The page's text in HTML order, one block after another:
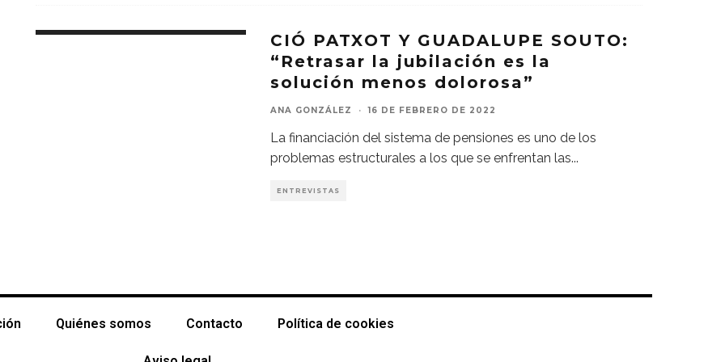
CIÓ PATXOT Y GUADALUPE SOUTO:
“Retrasar la jubilación es la
solución menos dolorosa”
ANA GONZÁLEZ · 16 DE FEBRERO DE 2022
La financiación del sistema de pensiones es uno de los
problemas estructurales a los que se enfrentan las...
ENTREVISTAS
Quiénes somos Contacto Política de cookies